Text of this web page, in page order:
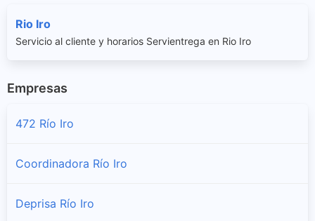
Rio Iro
Servicio al cliente y horarios Servientrega en Rio Iro
Empresas
472 Río Iro
Coordinadora Río Iro
Deprisa Río Iro